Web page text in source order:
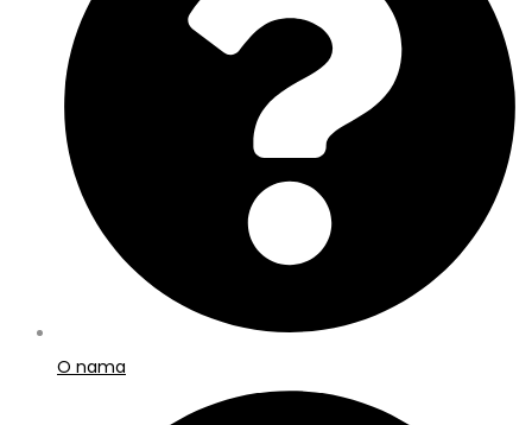
O nama